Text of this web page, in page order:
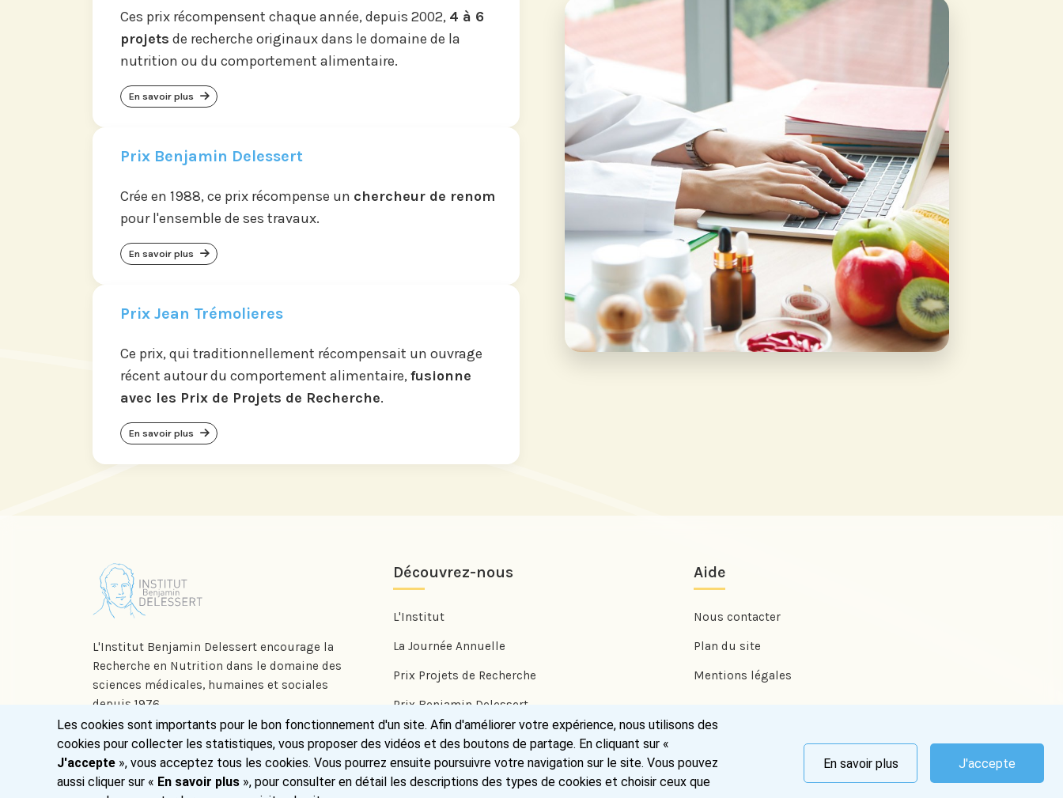
Ces prix récompensent chaque année, depuis 2002, 4 à 6
projets de recherche originaux dans le domaine de la
nutrition ou du comportement alimentaire.
En savoir plus
Prix Benjamin Delessert
Crée en 1988, ce prix récompense un chercheur de renom
pour l'ensemble de ses travaux.
En savoir plus
Prix Jean Trémolieres
Ce prix, qui traditionnellement récompensait un ouvrage
récent autour du comportement alimentaire,fusionne
avec les Prix de Projets de Recherche.
En savoir plus
Abonnez-vous
L'Institut Benjamin Delessert encourage la
Recherche en Nutrition dans le domaine des
sciences médicales, humaines et sociales
depuis 1976.
Découvrez-nous
L'Institut
La Journée Annuelle
Prix Projets de Recherche
Prix Benjamin Delessert
Prix Jean Trémolières
Aide
Nous contacter
Plan du site
Mentions légales
Les cookies sont importants pour le bon fonctionnement d'un site. Afin d'améliorer votre expérience, nous utilisons des
cookies pour collecter les statistiques, vous proposer des vidéos et des boutons de partage. En cliquant sur «
J'accepte », vous acceptez tous les cookies. Vous pourrez ensuite poursuivre votre navigation sur le site. Vous pouvez
aussi cliquer sur « En savoir plus », pour consulter en détail les descriptions des types de cookies et choisir ceux que
En savoir plus J'accepte